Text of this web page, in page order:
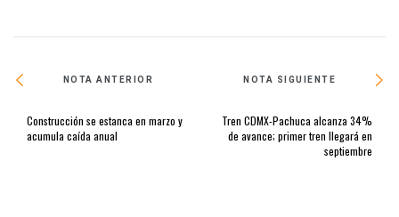
NOTA ANTERIOR
Construcción se estanca en marzo y
acumula caída anual
NOTA SIGUIENTE
Tren CDMX-Pachuca alcanza 34%
de avance; primer tren llegará en
septiembre